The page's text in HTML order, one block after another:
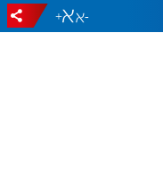
-
+